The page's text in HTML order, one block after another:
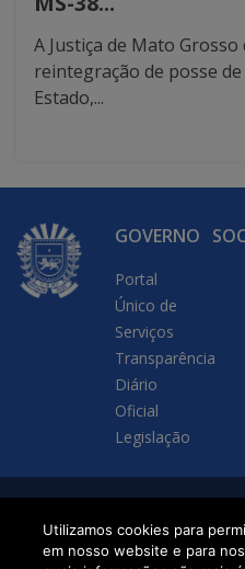
A Justiça de Mato
reintegração de posse
Estado,...
GOVERNO
Portal
Único de
Serviços
Transparência
Diário
Oficial
Legislação
SETDIG | Secretaria-
Executiva de
Utilizamos cookies para
em nosso website e para